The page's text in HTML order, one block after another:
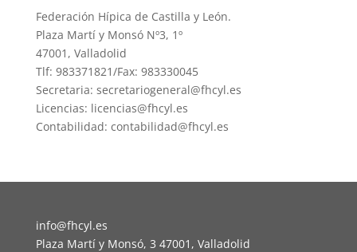
Federación Hípica de Castilla y León.
Plaza Martí y Monsó Nº3, 1º
47001, Valladolid
Tlf: 983371821/Fax: 983330045
Secretaria: secretariogeneral@fhcyl.es
Licencias: licencias@fhcyl.es
Contabilidad: contabilidad@fhcyl.es
info@fhcyl.es
Plaza Martí y Monsó, 3 47001, Valladolid